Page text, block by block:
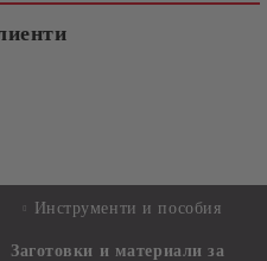
Инструменти и пособия
Заготовки и материали за